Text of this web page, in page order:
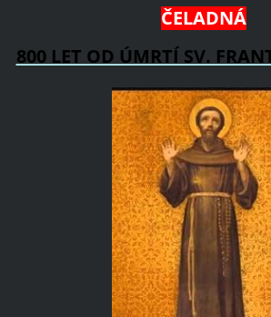
ČELADNÁ
800 LET OD ÚMRTÍ SV.